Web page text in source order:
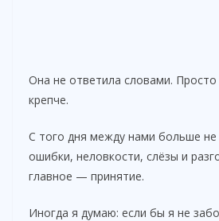
Она не ответила словами.
крепче.
С того дня между нами больше
ошибки, неловкости, слёзы и
главное — принятие.
Иногда я думаю: если бы я не